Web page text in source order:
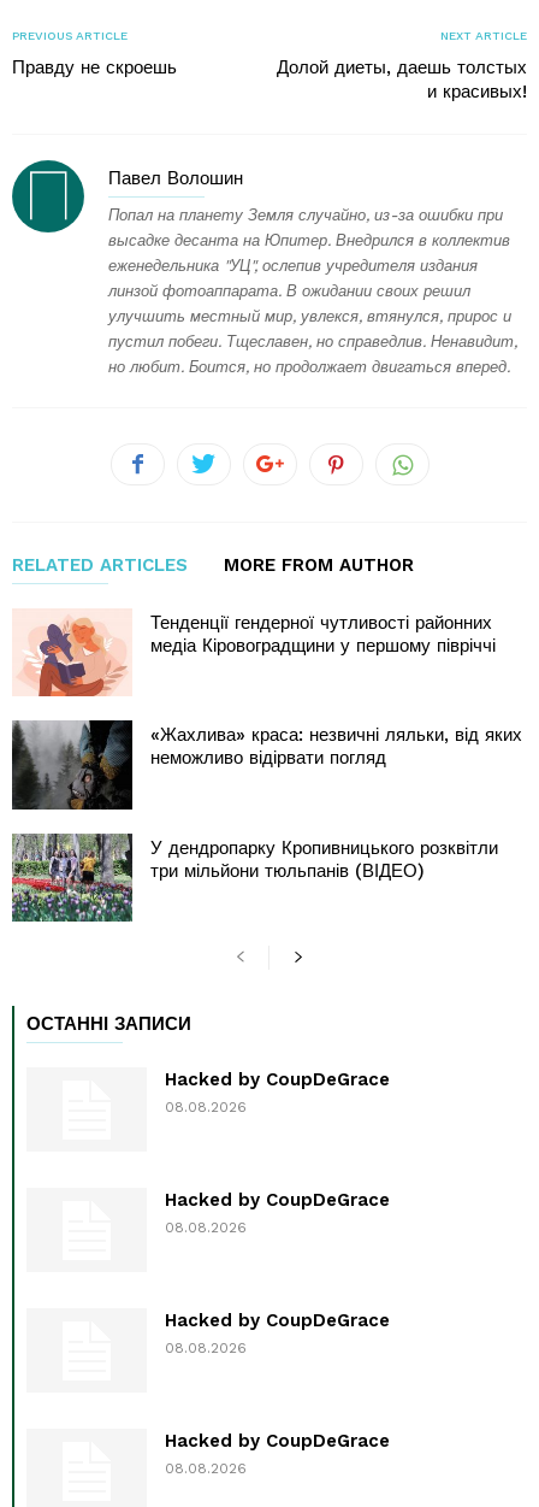
PREVIOUS ARTICLE
Правду не скроешь
NEXT ARTICLE
Долой диеты, даешь толстых
и красивых!
Павел Волошин
Попал на планету Земля случайно, из-за ошибки при
высадке десанта на Юпитер. Внедрился в коллектив
еженедельника "УЦ", ослепив учредителя издания
линзой фотоаппарата. В ожидании своих решил
улучшить местный мир, увлекся, втянулся, прирос и
пустил побеги. Тщеславен, но справедлив. Ненавидит,
но любит. Боится, но продолжает двигаться вперед.
RELATED ARTICLES MORE FROM AUTHOR
Тенденції гендерної чутливості районних
медіа Кіровоградщини у першому півріччі
«Жахлива» краса: незвичні ляльки, від яких
неможливо відірвати погляд
У дендропарку Кропивницького розквітли
три мільйони тюльпанів (ВІДЕО)
ОСТАННІ ЗАПИСИ
Hacked by CoupDeGrace
08.08.2026
Hacked by CoupDeGrace
08.08.2026
Hacked by CoupDeGrace
08.08.2026
Hacked by CoupDeGrace
08.08.2026